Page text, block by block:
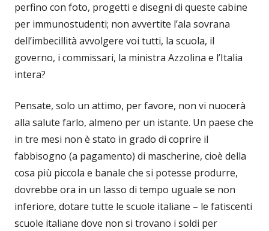
perfino con foto, progetti e disegni di queste cabine
per immunostudenti; non avvertite l’ala sovrana
dell’imbecillità avvolgere voi tutti, la scuola, il
governo, i commissari, la ministra Azzolina e l’Italia
intera?
Pensate, solo un attimo, per favore, non vi nuocerà
alla salute farlo, almeno per un istante. Un paese che
in tre mesi non è stato in grado di coprire il
fabbisogno (a pagamento) di mascherine, cioè della
cosa più piccola e banale che si potesse produrre,
dovrebbe ora in un lasso di tempo uguale se non
inferiore, dotare tutte le scuole italiane – le fatiscenti
scuole italiane dove non si trovano i soldi per